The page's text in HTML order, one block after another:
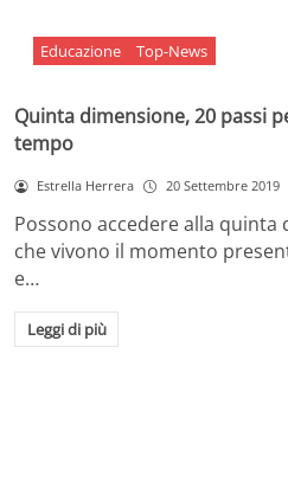
Educazione Top-News
Quinta dimensione, 20 passi
tempo
Estrella Herrera 20 Settembre 2019
Possono accedere alla
che vivono il momento
e…
Leggi di più